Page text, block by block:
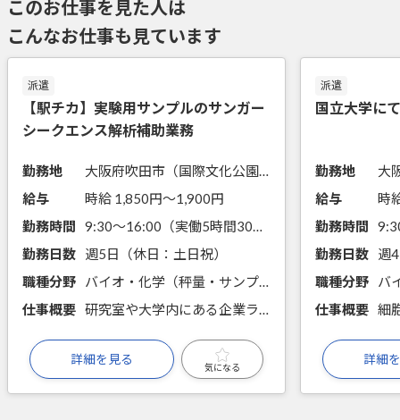
このお仕事を見た人は
こんなお仕事も見ています
派遣
【駅チカ】実験用サンプルのサンガー
シークエンス解析補助業務
勤務地
大阪府吹田市（国際文化公園都市モノレール阪大病院前駅から徒歩9分）
給与
時給 1,850円〜1,900円
勤務時間
9:30～16:00（実働5時間30分）
勤務日数
週5日（休日：土日祝）
職種分野
バイオ・化学（秤量・サンプリング・分注、前処理・試薬調製、手分析、遺伝子実験、タンパク質実験）
仕事概要
研究室や大学内にある企業ラボから依頼があった実験用サンプルのサンプル調整やPCR実験など、サンガーシークエンス解析補助業務を担当します。
詳細を見る
気になる
派遣
国立大学に
勤務地
給与
時
勤務時間
勤務日数
週
職種分野
仕事概要
詳細